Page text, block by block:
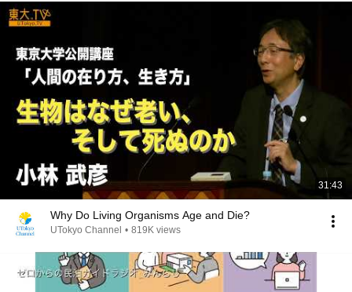
31:43
Why Do Living Organisms Age and Die?
UTokyo Channel • 819K views